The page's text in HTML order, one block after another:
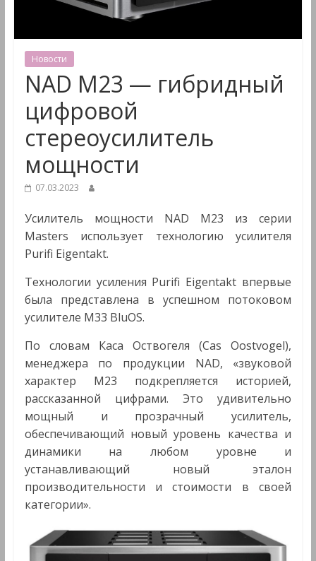
Новости
NAD M23 — гибридный
цифровой
стереоусилитель
мощности
07.03.2023
Усилитель мощности NAD M23 из серии
Masters использует технологию усилителя
Purifi Eigentakt.
Технологии усиления Purifi Eigentakt впервые
была представлена в успешном потоковом
усилителе M33 BluOS.
По словам Каса Оствогеля (Cas Oostvogel),
менеджера по продукции NAD, «звуковой
характер M23 подкрепляется историей,
рассказанной цифрами. Это удивительно
мощный и прозрачный усилитель,
обеспечивающий новый уровень качества и
динамики на любом уровне и
устанавливающий новый эталон
производительности и стоимости в своей
категории».